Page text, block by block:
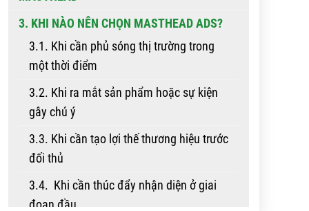
3. KHI NÀO NÊN CHỌN MASTHEAD ADS?
3.1. Khi cần phủ sóng thị trường trong
một thời điểm
3.2. Khi ra mắt sản phẩm hoặc sự kiện
gây chú ý
3.3. Khi cần tạo lợi thế thương hiệu trước
đối thủ
3.4. Khi cần thúc đẩy nhận diện ở giai
đoạn đầu